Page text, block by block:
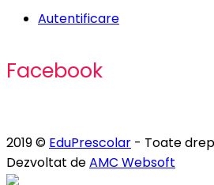
Autentificare
Facebook
2019 © EduPrescolar - Toate
Dezvoltat deAMC Websoft